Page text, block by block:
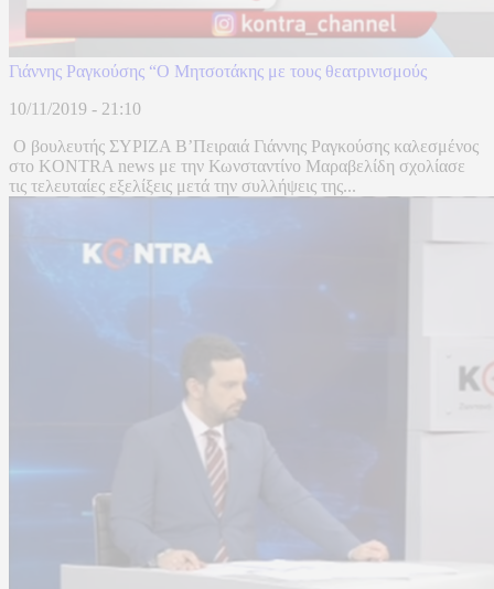
Γιάννης Ραγκούσης “Ο Μητσοτάκης με τους θεατρινισμούς
10/11/2019 - 21:10
Ο βουλευτής ΣΥΡΙΖΑ Β’Πειραιά Γιάννης Ραγκούσης καλεσμένος
στο KONTRA news με την Κωνσταντίνο Μαραβελίδη σχολίασε
τις τελευταίες εξελίξεις μετά την συλλήψεις της...